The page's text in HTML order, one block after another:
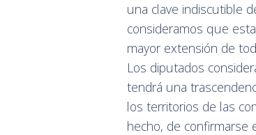
una clave indiscutible
consideramos que
mayor extensión de
Los diputados
tendrá una
los territorios de las
hecho, de confirmarse